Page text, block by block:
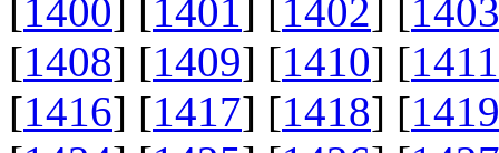
[1400] [1401] [1402] [1403
[1408] [1409] [1410] [1411
[1416] [1417] [1418] [1419